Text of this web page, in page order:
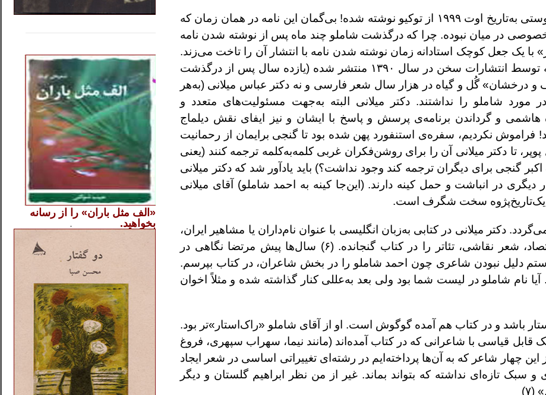
حال آن‌که نوشته‌ی شفیعی در نامه‌ای و در پاسخ دوستی به‌تاریخ اوت ۱۹۹۹ از توکیو نوشته شده! بی‌گمان این نامه در همان زمان که
خصوصی در میان نبوده. چرا که درگذشت شاملو چند ماه پس از نوشته‌ شدن نامه
یک جعل کوچک استادانه زمان نوشته‌ شدن نامه با انتشار آن‌ را تاخت می‌زند.
متن و نامه‌ی شفیعی‌کدکنی در کتاب با چراغ و آینه توسط انتشارات سخن در سال ۱۳۹۰ منتشر شده (یازده سال پس از درگذشت
درخشان» گُل‌ و ‌گیاه در هزار سال شعر فارسی و نه دکتر عباس میلانی (به‌‌هر
شاملو را نداشتند. دکتر میلانی البته به‌جهت مسئولیت‌های متعدد و
هاشمی و گرداندن برنامه‌ی پرسش‌ و پاسخ با ایشان و نیز ایفای نقش دیلماج
فراموش نکردیم، سفره‌ی استنفورد پهن شده بود تا گنجی برایمان از رحمانیت
تا دکتر میلانی آن‌ را برای روشن‌فکران غربی کلمه‌به‌کلمه ترجمه کنند (یعنی
گنجی برای دیگران ترجمه کند وجود نداشت؟) باید یادآور شد که دکتر میلانی
دیگری در انباشت و حمل کینه دارند. (این‌جا کینه به احمد شاملو) آقای میلانی
یک‌تاریخ‌پژوه سخت شگرف است.
دکتر میلانی در کتابی به‌زبان انگلیسی با عنوان نام‌داران یا مشاهیر ایران،
طیف وسیعی از چهره‌های مشهور در حوزه‌ی اقتصاد، شعر نقاشی، تئاتر را در کتاب گنجانده. (۶) سال‌ها پیش مرتضا نگاهی در
دلیل نبودن شاعری چون احمد شاملو را در بخش شاعران، در کتاب بپرسم.
نام شاملو در لیست شما بود ولی بعد به‌عللی کنار گذاشته شده و مثلاً اخوان
باشد و در کتاب هم آمده گوگوش است. او از آقای شاملو «راک‌استار»‌تر بود.
قابل قیاسی با شاعرانی که در کتاب آمده‌اند (مانند نیما، سهراب سپهری، فروغ
چهار شاعر که به آن‌ها پرداخته‌ایم در رشته‌ای تغییراتی اساسی در شعر ایجاد
تازه‌ای نداشته که بتواند بماند. غیر از من نظر ابراهیم گلستان و دیگر
(۷)
«الف مثل باران» را از رسانه
بخواهید.
.